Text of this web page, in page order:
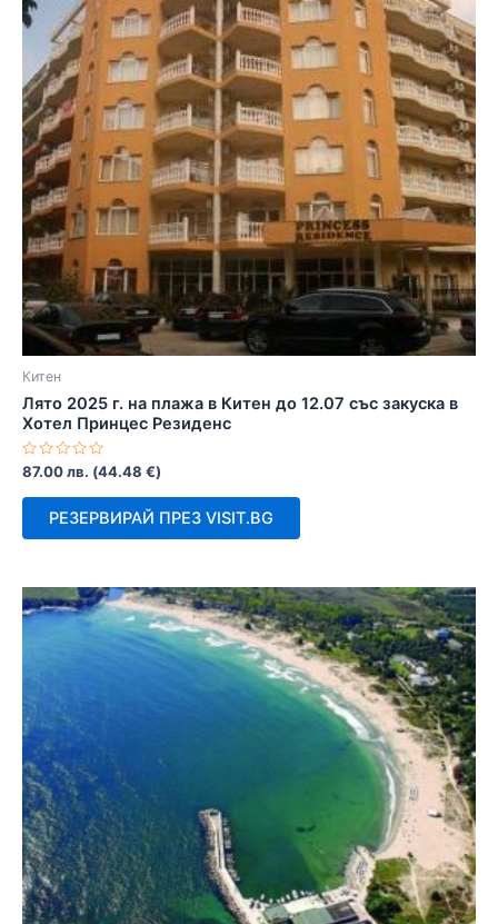
Китен
Лято 2025 г. на плажа в Китен до 12.07 със закуска в
Хотел Принцес Резиденс
Оценено
с
0
87.00лв. (44.48 €)
РЕЗЕРВИРАЙ ПРЕЗ VISIT.BG